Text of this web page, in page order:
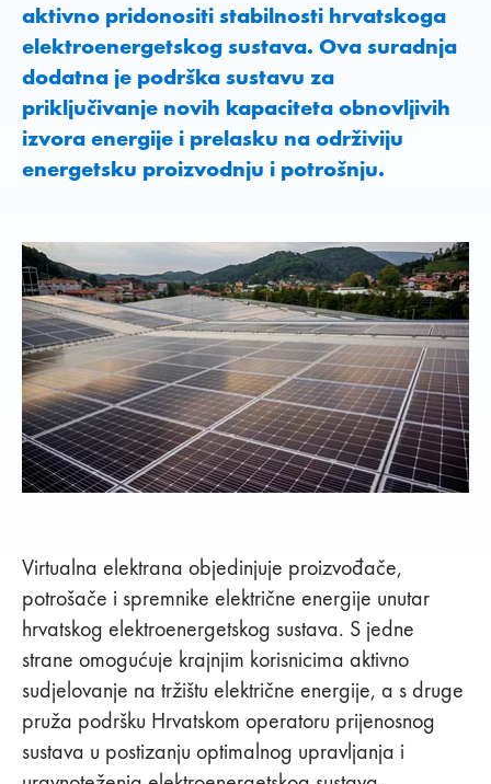
aktivno pridonositi stabilnosti hrvatskoga
elektroenergetskog sustava. Ova suradnja
dodatna je podrška sustavu za
priključivanje novih kapaciteta obnovljivih
izvora energije i prelasku na održiviju
energetsku proizvodnju i potrošnju.
Virtualna elektrana objedinjuje proizvođače,
potrošače i spremnike električne energije unutar
hrvatskog elektroenergetskog sustava. S jedne
strane omogućuje krajnjim korisnicima aktivno
sudjelovanje na tržištu električne energije, a s druge
pruža podršku Hrvatskom operatoru prijenosnog
sustava u postizanju optimalnog upravljanja i